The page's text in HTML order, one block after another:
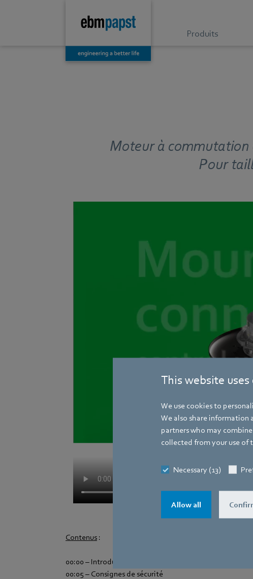
This website uses
We use cookies to
We also share information
partners who may
collected from your use of
Necessary (13)
Allow all
Produits
Moteur à
Pour
Contenus :
00:00 – Introduction
00:05 – Consignes de sécurité